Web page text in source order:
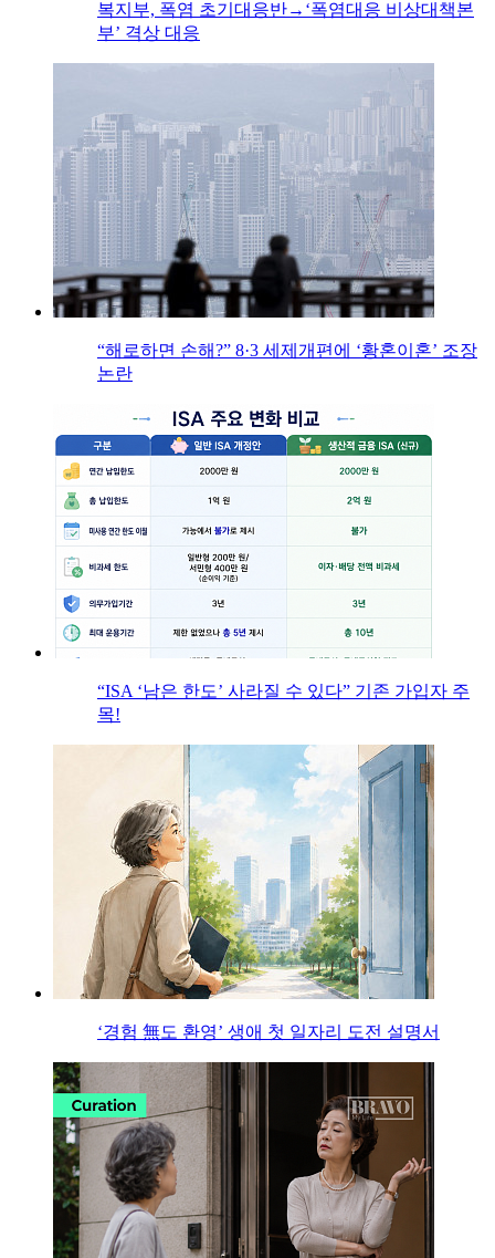
복지부, 폭염 초기대응반→‘폭염대응 비상대책본
부’ 격상 대응
“해로하면 손해?” 8·3 세제개편에 ‘황혼이혼’ 조장
논란
“ISA ‘남은 한도’ 사라질 수 있다” 기존 가입자 주
목!
‘경험 無도 환영’ 생애 첫 일자리 도전 설명서